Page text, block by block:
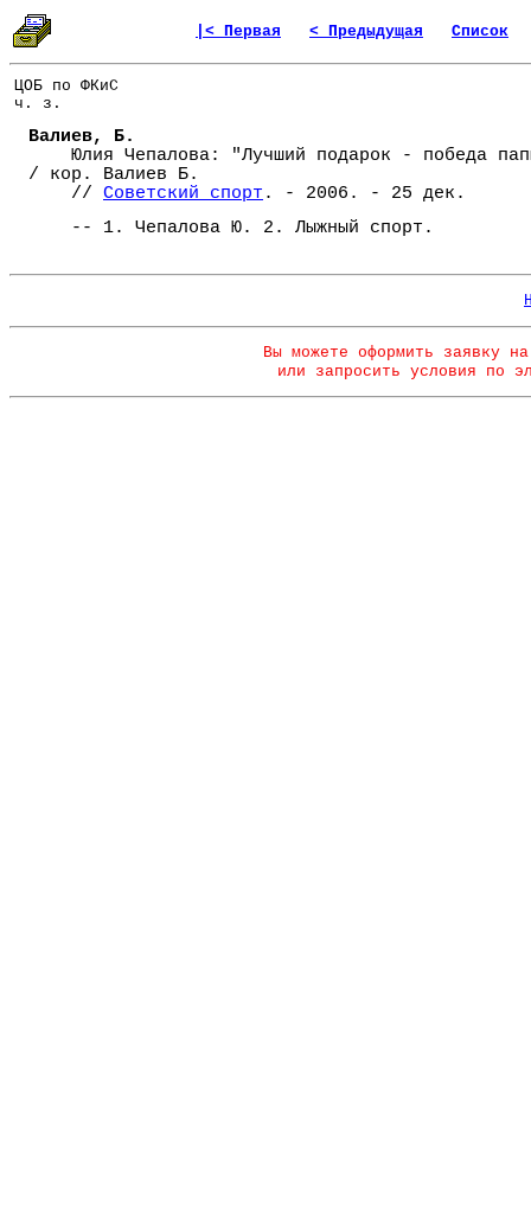
|< Первая < Предыдущая Список
ЦОБ по ФКиС
ч. з.
Валиев, Б.
Юлия Чепалова: "Лучший подарок - победа
/ кор. Валиев Б.
// Советский спорт . - 2006. - 25 дек.
-- 1. Чепалова Ю. 2. Лыжный спорт.
Вы можете оформить заявку
или запросить условия по